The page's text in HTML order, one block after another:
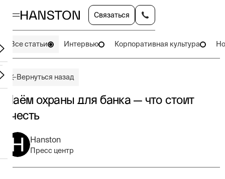
Связаться
Все статьи Интервью Корпоративная культура
Вернуться назад
Наём охраны для банка — что стоит
учесть
Hanston
Пресс центр